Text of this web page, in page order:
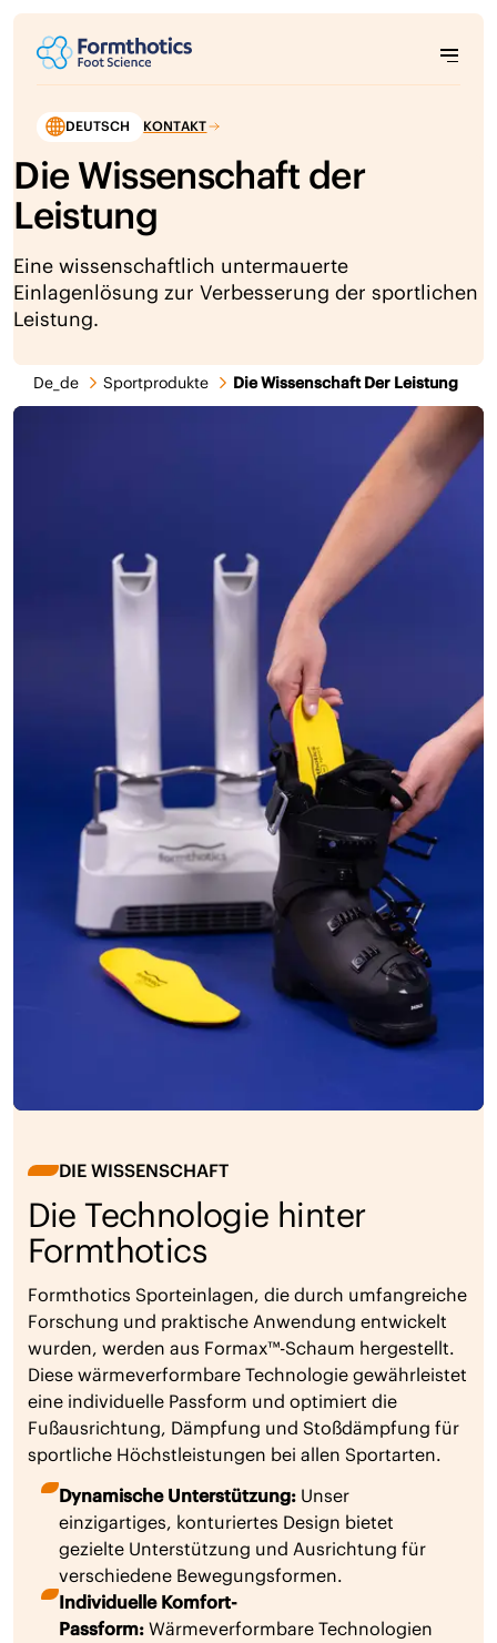
DEUTSCH KONTAKT
Die Wissenschaft der
Leistung
Eine wissenschaftlich untermauerte
Einlagenlösung zur Verbesserung der sportlichen
Leistung.
De_de Sportprodukte Die Wissenschaft Der Leistung
DIE WISSENSCHAFT
Die Technologie hinter
Formthotics
Formthotics Sporteinlagen, die durch umfangreiche
Forschung und praktische Anwendung entwickelt
wurden, werden aus Formax™-Schaum hergestellt.
Diese wärmeverformbare Technologie gewährleistet
eine individuelle Passform und optimiert die
Fußausrichtung, Dämpfung und Stoßdämpfung für
sportliche Höchstleistungen bei allen Sportarten.
Dynamische Unterstützung: Unser
einzigartiges, konturiertes Design bietet
gezielte Unterstützung und Ausrichtung für
verschiedene Bewegungsformen.
Individuelle Komfort-
Passform: Wärmeverformbare Technologien